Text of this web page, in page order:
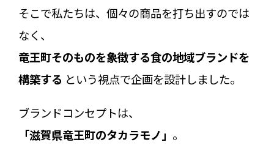
そこで私たちは、個々の商品を打ち出すのでは
なく、
竜王町そのものを象徴する食の地域ブランドを
構築する という視点で企画を設計しました。
ブランドコンセプトは、
「滋賀県竜王町のタカラモノ」 。